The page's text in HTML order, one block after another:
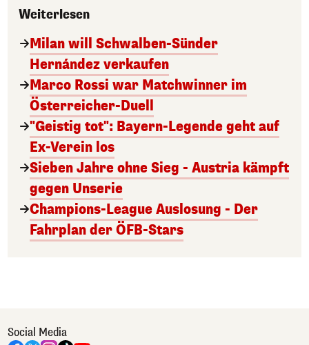
Weiterlesen
Milan will Schwalben-Sünder
Hernández verkaufen
Marco Rossi war Matchwinner im
Österreicher-Duell
"Geistig tot": Bayern-Legende geht auf
Ex-Verein los
Sieben Jahre ohne Sieg - Austria kämpft
gegen Unserie
Champions-League Auslosung - Der
Fahrplan der ÖFB-Stars
Social Media